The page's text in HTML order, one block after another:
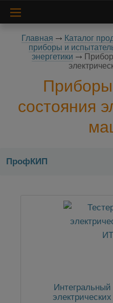
Главная Каталог
приборы и
энергетики
Приборы
состояния
ПрофКИП